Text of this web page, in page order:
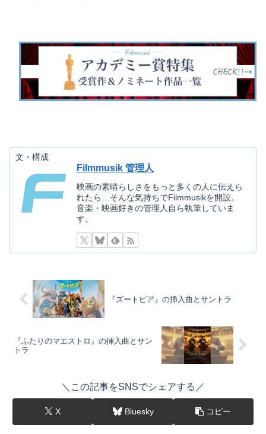
文・構成
Filmmusik 管理人
映画の素晴らしさをもっと多くの人に伝えら
れたら…そんな気持ちでFilmmusikを開設。
音楽・映画好きの管理人自ら執筆していま
す。
『ズートピア』の挿入曲とサントラ
『ふたりのマエストロ』の挿入曲とサン
トラ
＼この記事をSNSでシェアする／
X Bluesky コピー